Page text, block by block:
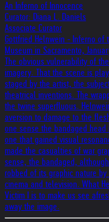
An Inferno of Innocence
Curator: Diana L. Daniels
Associate Curator
Gottfried Helnwein - Inferno of
Museum in Sacramento,
The obvious vulnerability of
imagery. That the scene is
staged by the artist, the
theatrical inventions. The
the twine superfluous.
aversion to damage to the
one sense the bandaged
one that gained visual
made the casualties of war
sense, the bandaged,
robbed of its graphic nature
cinema and television. What
Victim I is to make us see
away the image.